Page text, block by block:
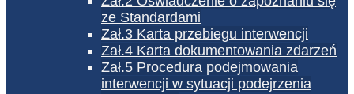
ze Standardami
Zał.3 Karta przebiegu interwencji
Zał.4 Karta dokumentowania zdarzeń
Zał.5 Procedura podejmowania
interwencji w sytuacji podejrzenia